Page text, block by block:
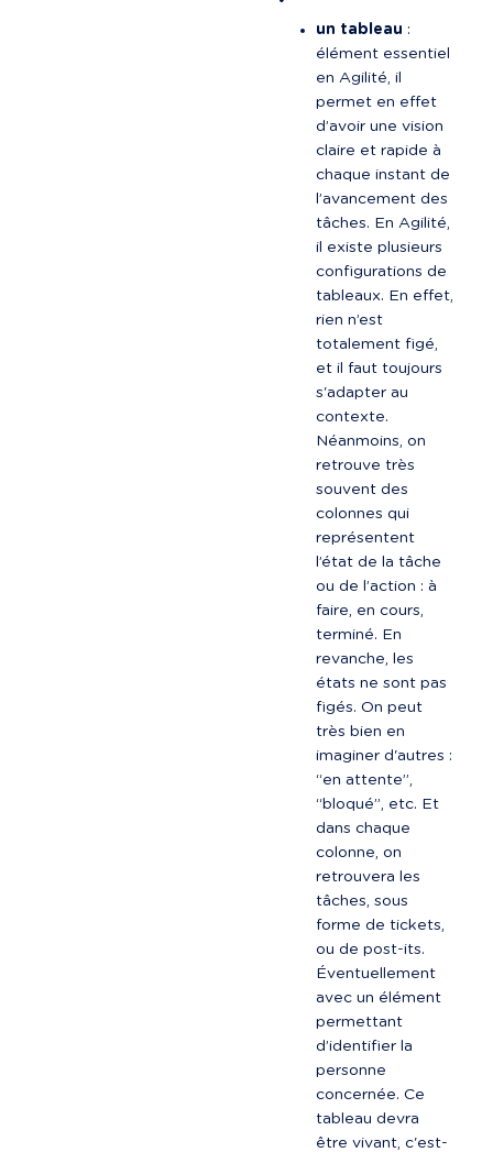
un tableau :
élément essentiel
en Agilité, il
permet en effet
d’avoir une vision
claire et rapide à
chaque instant de
l’avancement des
tâches. En Agilité,
il existe plusieurs
configurations de
tableaux. En effet,
rien n’est
totalement figé,
et il faut toujours
s'adapter au
contexte.
Néanmoins, on
retrouve très
souvent des
colonnes qui
représentent
l’état de la tâche
ou de l’action : à
faire, en cours,
terminé. En
revanche, les
états ne sont pas
figés. On peut
très bien en
imaginer d'autres :
“en attente”,
“bloqué”, etc. Et
dans chaque
colonne, on
retrouvera les
tâches, sous
forme de tickets,
ou de post-its.
Éventuellement
avec un élément
permettant
d’identifier la
personne
concernée. Ce
tableau devra
être vivant, c'est-